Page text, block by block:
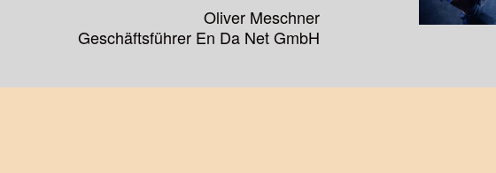
Oliver Meschner
Geschäftsführer En Da Net GmbH